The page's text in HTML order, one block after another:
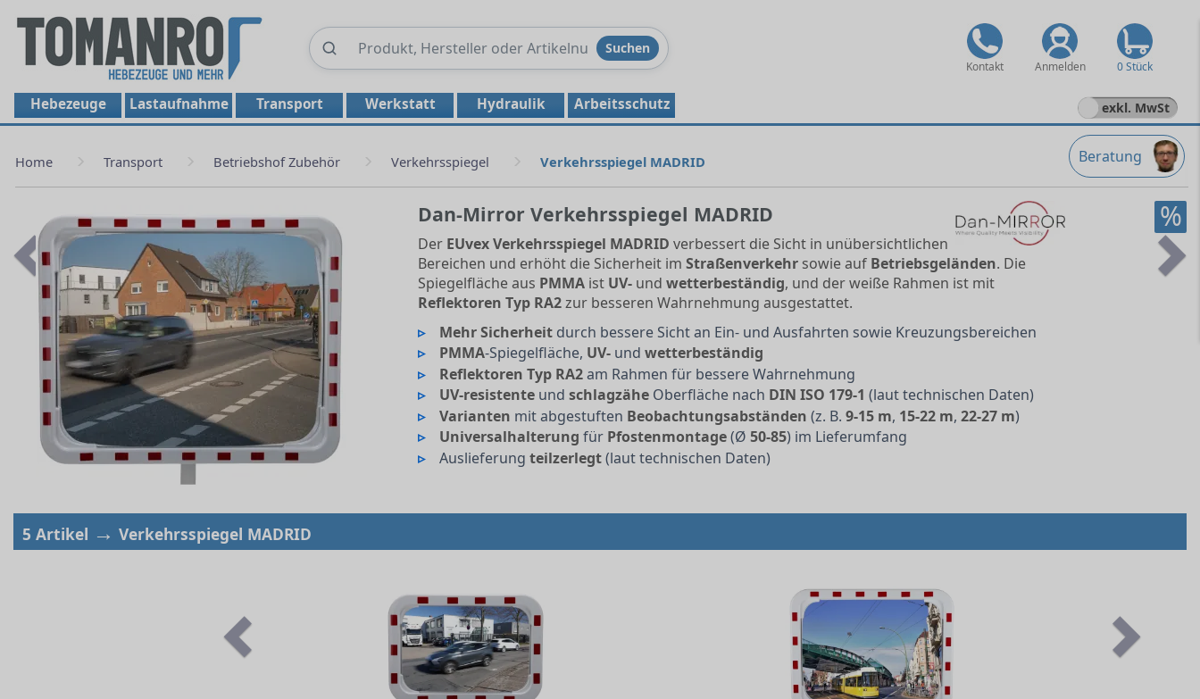
Produkte
Suchen
Kontakt Anmelden 0 Stück
Hebezeuge Lastaufnahme Transport Werkstatt Hydraulik Arbeitsschutz exkl. MwSt
Beratung
Home Transport Betriebshof Zubehör Verkehrsspiegel Verkehrsspiegel MADRID
Previous
%
Dan-Mirror Verkehrsspiegel MADRID
Der EUvex Verkehrsspiegel MADRID verbessert die Sicht in unübersichtlichen
Bereichen und erhöht die Sicherheit im Straßenverkehrsowie auf Betriebsgeländen. Die
Spiegelfläche aus PMMAist UV-und wetterbeständig, und der weiße Rahmen ist mit
Reflektoren Typ RA2zur besseren Wahrnehmung ausgestattet.
Mehr Sicherheit durch bessere Sicht an Ein- und Ausfahrten sowie Kreuzungsbereichen
PMMA-Spiegelfläche, UV- undwetterbeständig
Reflektoren Typ RA2am Rahmen für bessere Wahrnehmung
UV-resistente undschlagzähe Oberfläche nach DIN ISO 179-1 (laut technischen Daten)
Varianten mit abgestuften Beobachtungsabständen (z. B.9-15 m, 15-22 m,22-27 m)
Universalhalterung für Pfostenmontage(Ø50-85) im Lieferumfang
Auslieferungteilzerlegt(laut technischen Daten)
5 Artikel → Verkehrsspiegel MADRID